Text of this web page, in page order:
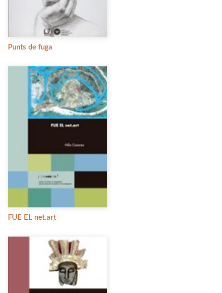
Punts de fuga
FUE EL net.art